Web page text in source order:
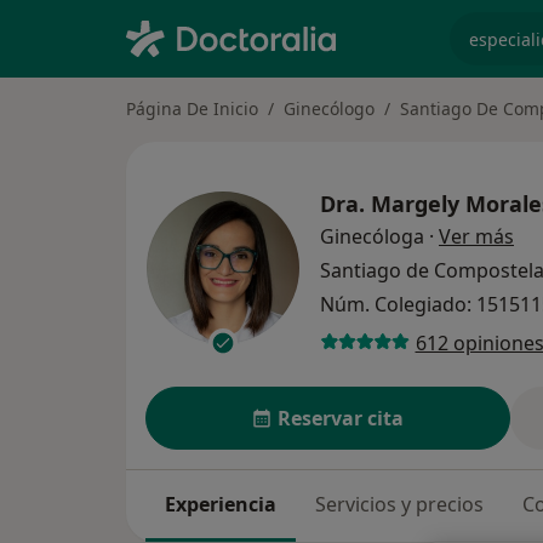
Página De Inicio Ginecólogo Santiago De
Dra. Margely
Ginecóloga · Ver más
Santiago de Compostela
Núm. Colegiado:
612 opiniones
Reservar cita
Experiencia Servicios y precios